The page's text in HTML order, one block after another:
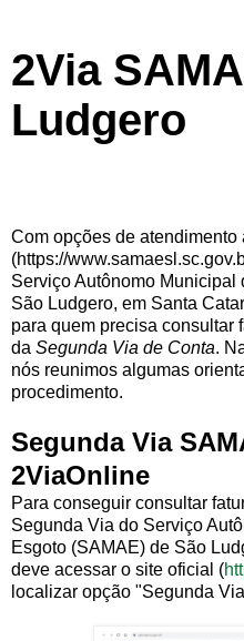
2Via
Ludgero
Com opções de atendimento
(https://
Serviço Autônomo Municipal
São Ludgero, em Santa
para quem precisa consultar
da Segunda Via de Conta.
nós reunimos algumas
procedimento.
Segunda Via
2ViaOnline
Para conseguir consultar
Segunda Via do Serviço
Esgoto (SAMAE) de São
deve acessar o site oficial (
localizar opção "Segunda